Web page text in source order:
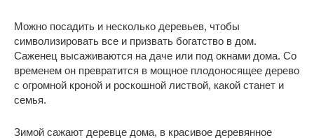
Можно посадить и несколько деревьев, чтобы
символизировать все и призвать богатство в дом.
Саженец высаживаются на даче или под окнами дома. Со
временем он превратится в мощное плодоносящее дерево
с огромной кроной и роскошной листвой, какой станет и
семья.
Зимой сажают деревце дома, в красивое деревянное